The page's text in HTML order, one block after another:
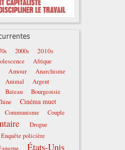
2000s 2010s
Afrique
Amour
Anarchisme
Animal
Argent
Bateau
Bourgeoisie
Cinéma muet
Communisme Couple
Drogue
Enquête policière
États-Unis